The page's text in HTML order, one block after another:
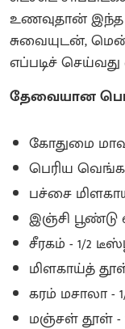
உணவுதான் இந்த
சுவையுடன்,
எப்படிச்
தேவையான
கோதுமை
பெரிய
பச்சை
இஞ்சி பூண்டு
சீரகம் - 1/2
மிளகாய்த்
கரம் மசாலா -
மஞ்சள் தூள் -